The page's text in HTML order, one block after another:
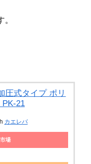
圧式タイプ ポリ
PK-21
カエレバ
場